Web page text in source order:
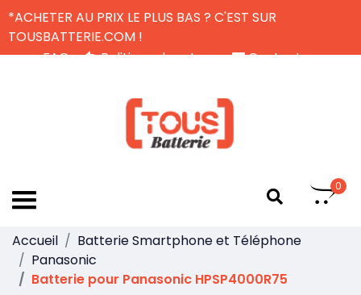
*ACHETER AU PRIX LE PLUS BAS ? C'EST SUR
TOUSBATTERIE.COM !
FAQ
Politique de retour
Contactez-nous
0
Accueil
Batterie Smartphone et Téléphone
Panasonic
Batterie pour Panasonic HPSP4000R75